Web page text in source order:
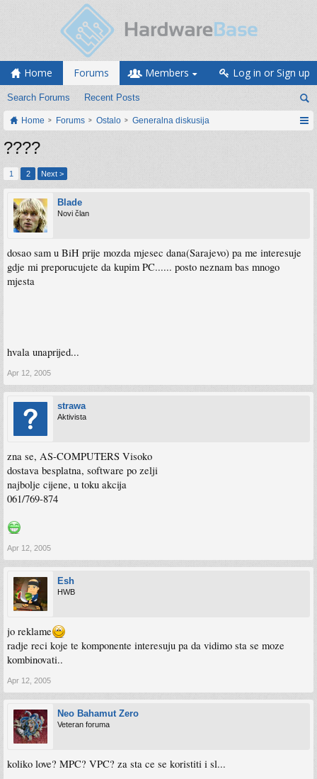
Home Forums
Search Forums Recent Posts
Members Log in or Sign up
Home Forums Ostalo Generalna diskusija
????
1 2 Next >
Blade
Novi član
dosao sam u BiH prije mozda mjesec dana(Sarajevo) pa me interesuje
gdje mi preporucujete da kupim PC...... posto neznam bas mnogo
mjesta
hvala unaprijed...
Apr 12, 2005
strawa
Aktivista
zna se, AS-COMPUTERS Visoko
dostava besplatna, software po zelji
najbolje cijene, u toku akcija
061/769-874
Apr 12, 2005
Esh
HWB
jo reklame
radje reci koje te komponente interesuju pa da vidimo sta se moze
kombinovati..
Apr 12, 2005
Neo Bahamut Zero
Veteran foruma
koliko love? MPC? VPC? za sta ce se koristiti i sl...